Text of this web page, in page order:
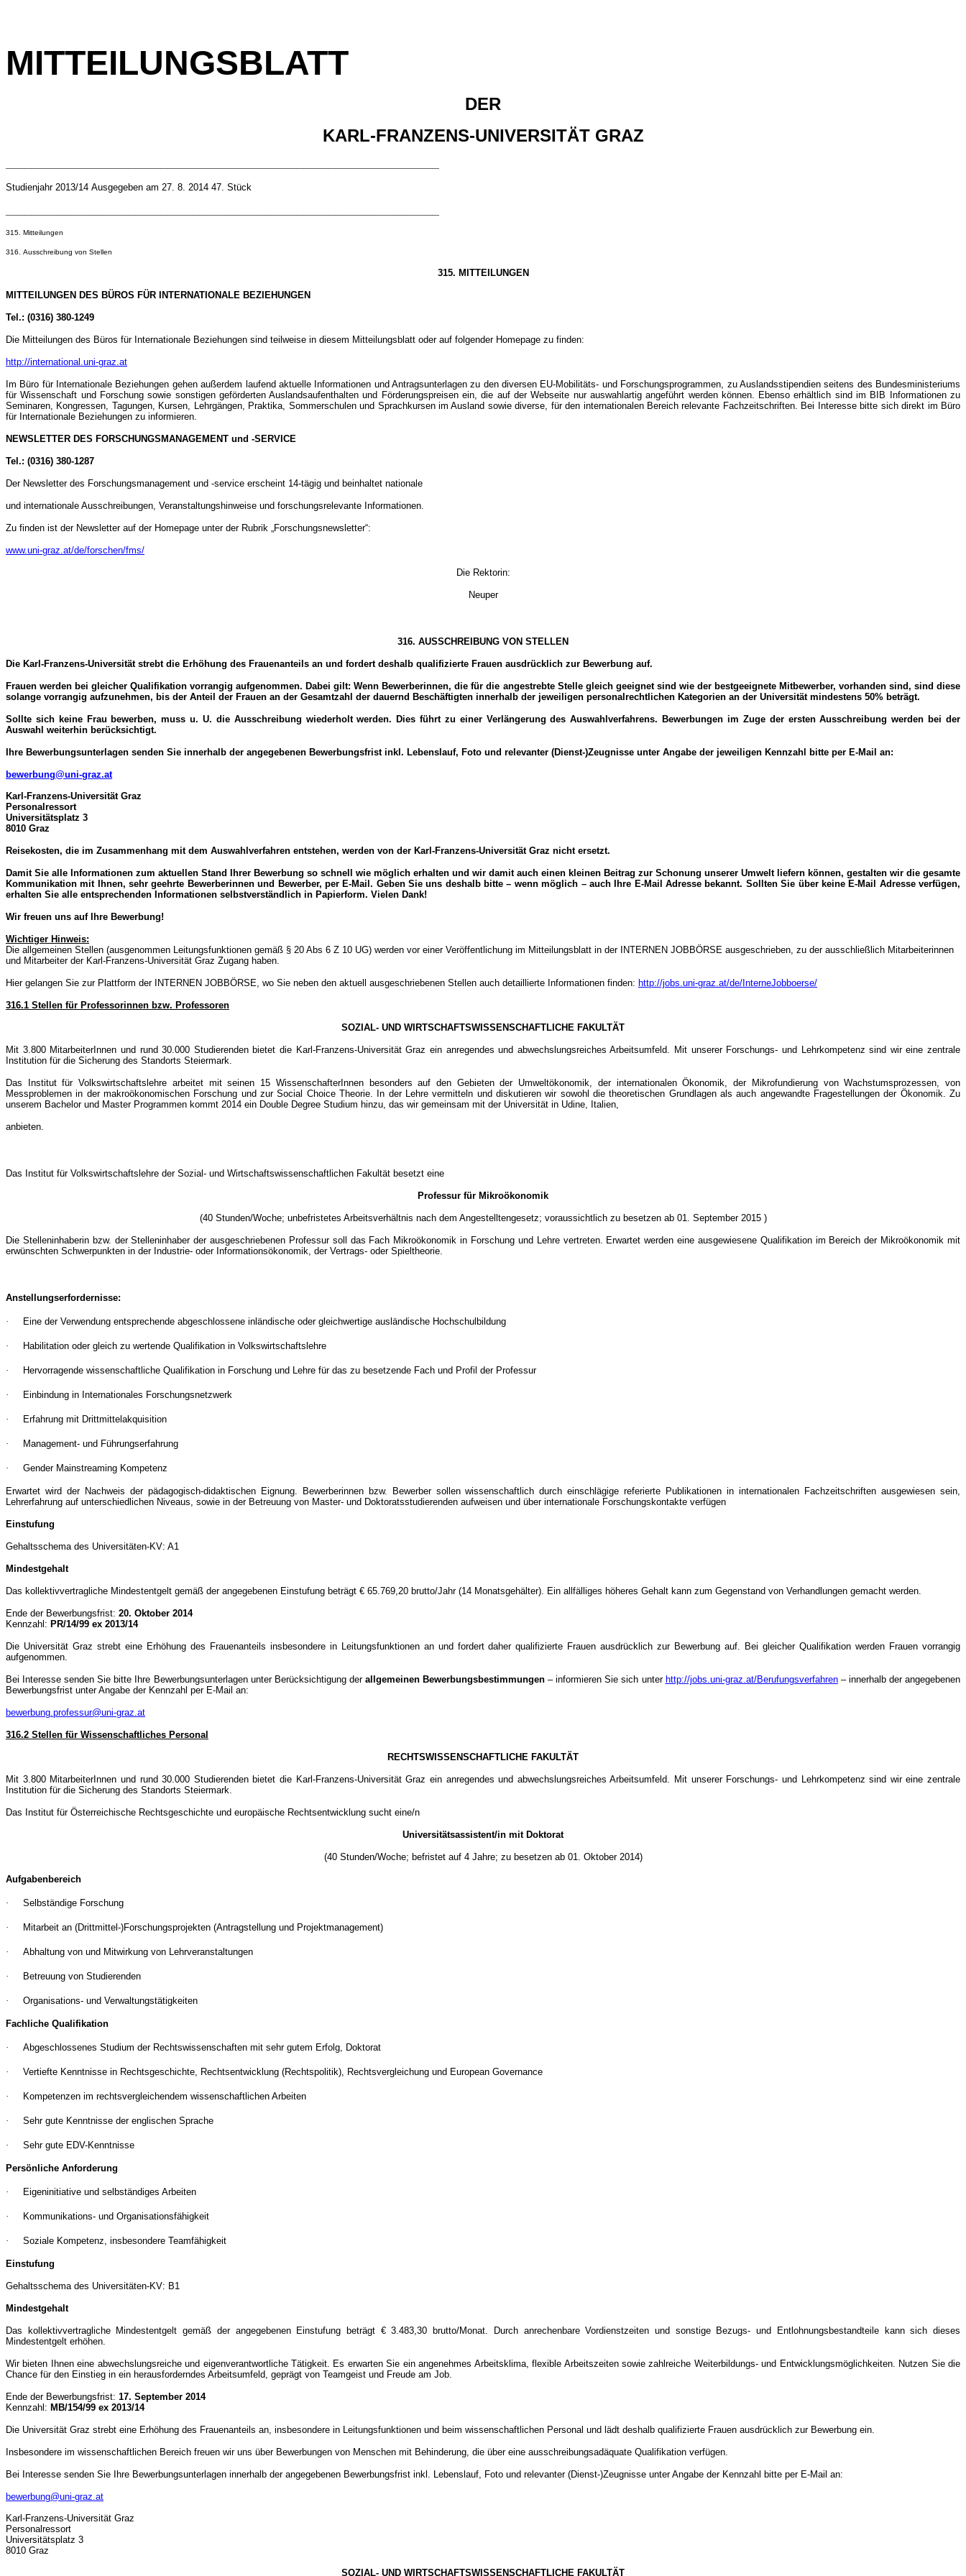
MITTEILUNGSBLATT
DER
KARL-FRANZENS-UNIVERSITÄT GRAZ
Studienjahr 2013/14 Ausgegeben am 27. 8. 2014 47. Stück
315. Mitteilungen
316. Ausschreibung von Stellen
315. MITTEILUNGEN
MITTEILUNGEN DES BÜROS FÜR INTERNATIONALE BEZIEHUNGEN
Tel.: (0316) 380-1249
Die Mitteilungen des Büros für Internationale Beziehungen sind teilweise in diesem Mitteilungsblatt oder auf folgender Homepage zu finden:
http://international.uni-graz.at
Im Büro für Internationale Beziehungen gehen außerdem laufend aktuelle Informationen und Antragsunterlagen zu den diversen EU-Mobilitäts- und Forschungsprogrammen, zu Auslandsstipendien seitens des Bundesministeriums
für Wissenschaft und Forschung sowie sonstigen geförderten Auslandsaufenthalten und Förderungspreisen ein, die auf der Webseite nur auswahlartig angeführt werden können. Ebenso erhältlich sind im BIB Informationen zu
Seminaren, Kongressen, Tagungen, Kursen, Lehrgängen, Praktika, Sommerschulen und Sprachkursen im Ausland sowie diverse, für den internationalen Bereich relevante Fachzeitschriften. Bei Interesse bitte sich direkt im Büro
für Internationale Beziehungen zu informieren.
NEWSLETTER DES FORSCHUNGSMANAGEMENT und -SERVICE
Tel.: (0316) 380-1287
Der Newsletter des Forschungsmanagement und -service erscheint 14-tägig und beinhaltet nationale
und internationale Ausschreibungen, Veranstaltungshinweise und forschungsrelevante Informationen.
Zu finden ist der Newsletter auf der Homepage unter der Rubrik „Forschungsnewsletter“:
www.uni-graz.at/de/forschen/fms/
Die Rektorin:
Neuper
316. AUSSCHREIBUNG VON STELLEN
Die Karl-Franzens-Universität strebt die Erhöhung des Frauenanteils an und fordert deshalb qualifizierte Frauen ausdrücklich zur Bewerbung auf.
Frauen werden bei gleicher Qualifikation vorrangig aufgenommen. Dabei gilt: Wenn Bewerberinnen, die für die angestrebte Stelle gleich geeignet sind wie der bestgeeignete Mitbewerber, vorhanden sind, sind diese
solange vorrangig aufzunehmen, bis der Anteil der Frauen an der Gesamtzahl der dauernd Beschäftigten innerhalb der jeweiligen personalrechtlichen Kategorien an der Universität mindestens 50% beträgt.
Sollte sich keine Frau bewerben, muss u. U. die Ausschreibung wiederholt werden. Dies führt zu einer Verlängerung des Auswahlverfahrens. Bewerbungen im Zuge der ersten Ausschreibung werden bei der
Auswahl weiterhin berücksichtigt.
Ihre Bewerbungsunterlagen senden Sie innerhalb der angegebenen Bewerbungsfrist inkl. Lebenslauf, Foto und relevanter (Dienst-)Zeugnisse unter Angabe der jeweiligen Kennzahl bitte per E-Mail an:
bewerbung@uni-graz.at
Karl-Franzens-Universität Graz
Personalressort
Universitätsplatz 3
8010 Graz
Reisekosten, die im Zusammenhang mit dem Auswahlverfahren entstehen, werden von der Karl-Franzens-Universität Graz nicht ersetzt.
Damit Sie alle Informationen zum aktuellen Stand Ihrer Bewerbung so schnell wie möglich erhalten und wir damit auch einen kleinen Beitrag zur Schonung unserer Umwelt liefern können, gestalten wir die gesamte
Kommunikation mit Ihnen, sehr geehrte Bewerberinnen und Bewerber, per E-Mail. Geben Sie uns deshalb bitte – wenn möglich – auch Ihre E-Mail Adresse bekannt. Sollten Sie über keine E-Mail Adresse verfügen,
erhalten Sie alle entsprechenden Informationen selbstverständlich in Papierform. Vielen Dank!
Wir freuen uns auf Ihre Bewerbung!
Wichtiger Hinweis:
Die allgemeinen Stellen (ausgenommen Leitungsfunktionen gemäß § 20 Abs 6 Z 10 UG) werden vor einer Veröffentlichung im Mitteilungsblatt in der INTERNEN JOBBÖRSE ausgeschrieben, zu der ausschließlich Mitarbeiterinnen
und Mitarbeiter der Karl-Franzens-Universität Graz Zugang haben.
Hier gelangen Sie zur Plattform der INTERNEN JOBBÖRSE, wo Sie neben den aktuell ausgeschriebenen Stellen auch detaillierte Informationen finden: http://jobs.uni-graz.at/de/InterneJobboerse/
316.1 Stellen für Professorinnen bzw. Professoren
SOZIAL- UND WIRTSCHAFTSWISSENSCHAFTLICHE FAKULTÄT
Mit 3.800 MitarbeiterInnen und rund 30.000 Studierenden bietet die Karl-Franzens-Universität Graz ein anregendes und abwechslungsreiches Arbeitsumfeld. Mit unserer Forschungs- und Lehrkompetenz sind wir eine zentrale
Institution für die Sicherung des Standorts Steiermark.
Das Institut für Volkswirtschaftslehre arbeitet mit seinen 15 WissenschafterInnen besonders auf den Gebieten der Umweltökonomik, der internationalen Ökonomik, der Mikrofundierung von Wachstumsprozessen, von
Messproblemen in der makroökonomischen Forschung und zur Social Choice Theorie. In der Lehre vermitteln und diskutieren wir sowohl die theoretischen Grundlagen als auch angewandte Fragestellungen der Ökonomik. Zu
unserem Bachelor und Master Programmen kommt 2014 ein Double Degree Studium hinzu, das wir gemeinsam mit der Universität in Udine, Italien,
anbieten.
Das Institut für Volkswirtschaftslehre der Sozial- und Wirtschaftswissenschaftlichen Fakultät besetzt eine
Professur für Mikroökonomik
(40 Stunden/Woche; unbefristetes Arbeitsverhältnis nach dem Angestelltengesetz; voraussichtlich zu besetzen ab 01. September 2015 )
Die Stelleninhaberin bzw. der Stelleninhaber der ausgeschriebenen Professur soll das Fach Mikroökonomik in Forschung und Lehre vertreten. Erwartet werden eine ausgewiesene Qualifikation im Bereich der Mikroökonomik mit
erwünschten Schwerpunkten in der Industrie- oder Informationsökonomik, der Vertrags- oder Spieltheorie.
Anstellungserfordernisse:
· Eine der Verwendung entsprechende abgeschlossene inländische oder gleichwertige ausländische Hochschulbildung
· Habilitation oder gleich zu wertende Qualifikation in Volkswirtschaftslehre
· Hervorragende wissenschaftliche Qualifikation in Forschung und Lehre für das zu besetzende Fach und Profil der Professur
· Einbindung in Internationales Forschungsnetzwerk
· Erfahrung mit Drittmittelakquisition
· Management- und Führungserfahrung
· Gender Mainstreaming Kompetenz
Erwartet wird der Nachweis der pädagogisch-didaktischen Eignung. Bewerberinnen bzw. Bewerber sollen wissenschaftlich durch einschlägige referierte Publikationen in internationalen Fachzeitschriften ausgewiesen sein,
Lehrerfahrung auf unterschiedlichen Niveaus, sowie in der Betreuung von Master- und Doktoratsstudierenden aufweisen und über internationale Forschungskontakte verfügen
Einstufung
Gehaltsschema des Universitäten-KV: A1
Mindestgehalt
Das kollektivvertragliche Mindestentgelt gemäß der angegebenen Einstufung beträgt € 65.769,20 brutto/Jahr (14 Monatsgehälter). Ein allfälliges höheres Gehalt kann zum Gegenstand von Verhandlungen gemacht werden.
Ende der Bewerbungsfrist: 20. Oktober 2014
Kennzahl: PR/14/99 ex 2013/14
Die Universität Graz strebt eine Erhöhung des Frauenanteils insbesondere in Leitungsfunktionen an und fordert daher qualifizierte Frauen ausdrücklich zur Bewerbung auf. Bei gleicher Qualifikation werden Frauen vorrangig
aufgenommen.
Bei Interesse senden Sie bitte Ihre Bewerbungsunterlagen unter Berücksichtigung der allgemeinen Bewerbungsbestimmungen – informieren Sie sich unter http://jobs.uni-graz.at/Berufungsverfahren– innerhalb der angegebenen
Bewerbungsfrist unter Angabe der Kennzahl per E-Mail an:
bewerbung.professur@uni-graz.at
316.2 Stellen für Wissenschaftliches Personal
RECHTSWISSENSCHAFTLICHE FAKULTÄT
Mit 3.800 MitarbeiterInnen und rund 30.000 Studierenden bietet die Karl-Franzens-Universität Graz ein anregendes und abwechslungsreiches Arbeitsumfeld. Mit unserer Forschungs- und Lehrkompetenz sind wir eine zentrale
Institution für die Sicherung des Standorts Steiermark.
Das Institut für Österreichische Rechtsgeschichte und europäische Rechtsentwicklung sucht eine/n
Universitätsassistent/in mit Doktorat
(40 Stunden/Woche; befristet auf 4 Jahre; zu besetzen ab 01. Oktober 2014)
Aufgabenbereich
· Selbständige Forschung
· Mitarbeit an (Drittmittel-)Forschungsprojekten (Antragstellung und Projektmanagement)
· Abhaltung von und Mitwirkung von Lehrveranstaltungen
· Betreuung von Studierenden
· Organisations- und Verwaltungstätigkeiten
Fachliche Qualifikation
· Abgeschlossenes Studium der Rechtswissenschaften mit sehr gutem Erfolg, Doktorat
· Vertiefte Kenntnisse in Rechtsgeschichte, Rechtsentwicklung (Rechtspolitik), Rechtsvergleichung und European Governance
· Kompetenzen im rechtsvergleichendem wissenschaftlichen Arbeiten
· Sehr gute Kenntnisse der englischen Sprache
· Sehr gute EDV-Kenntnisse
Persönliche Anforderung
· Eigeninitiative und selbständiges Arbeiten
· Kommunikations- und Organisationsfähigkeit
· Soziale Kompetenz, insbesondere Teamfähigkeit
Einstufung
Gehaltsschema des Universitäten-KV: B1
Mindestgehalt
Das kollektivvertragliche Mindestentgelt gemäß der angegebenen Einstufung beträgt € 3.483,30 brutto/Monat. Durch anrechenbare Vordienstzeiten und sonstige Bezugs- und Entlohnungsbestandteile kann sich dieses
Mindestentgelt erhöhen.
Wir bieten Ihnen eine abwechslungsreiche und eigenverantwortliche Tätigkeit. Es erwarten Sie ein angenehmes Arbeitsklima, flexible Arbeitszeiten sowie zahlreiche Weiterbildungs- und Entwicklungsmöglichkeiten. Nutzen Sie die
Chance für den Einstieg in ein herausforderndes Arbeitsumfeld, geprägt von Teamgeist und Freude am Job.
Ende der Bewerbungsfrist: 17. September 2014
Kennzahl: MB/154/99 ex 2013/14
Die Universität Graz strebt eine Erhöhung des Frauenanteils an, insbesondere in Leitungsfunktionen und beim wissenschaftlichen Personal und lädt deshalb qualifizierte Frauen ausdrücklich zur Bewerbung ein.
Insbesondere im wissenschaftlichen Bereich freuen wir uns über Bewerbungen von Menschen mit Behinderung, die über eine ausschreibungsadäquate Qualifikation verfügen.
Bei Interesse senden Sie Ihre Bewerbungsunterlagen innerhalb der angegebenen Bewerbungsfrist inkl. Lebenslauf, Foto und relevanter (Dienst-)Zeugnisse unter Angabe der Kennzahl bitte per E-Mail an:
bewerbung@uni-graz.at
Karl-Franzens-Universität Graz
Personalressort
Universitätsplatz 3
8010 Graz
SOZIAL- UND WIRTSCHAFTSWISSENSCHAFTLICHE FAKULTÄT